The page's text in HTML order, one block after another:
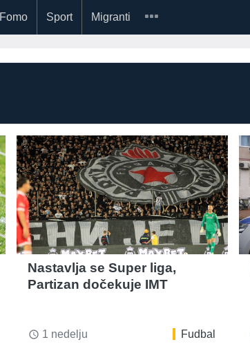
Fomo Sport Migranti
Nastavlja se Super liga,
Partizan dočekuje IMT
access_time 1 nedelju Fudbal